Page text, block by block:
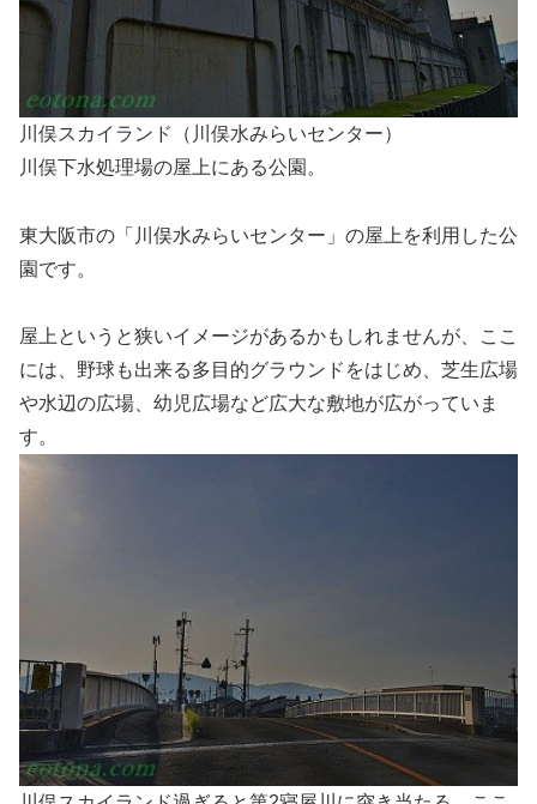
川俣スカイランド（川俣水みらいセンター）
川俣下水処理場の屋上にある公園。
東大阪市の「川俣水みらいセンター」の屋上を利用した公
園です。
屋上というと狭いイメージがあるかもしれませんが、ここ
には、野球も出来る多目的グラウンドをはじめ、芝生広場
や水辺の広場、幼児広場など広大な敷地が広がっていま
す。